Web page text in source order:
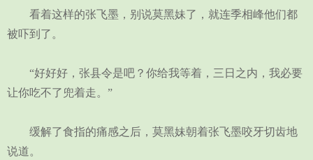
看着这样的张飞墨，别说莫黑妹了，就连季相峰他们都
被吓到了。
“好好好，张县令是吧？你给我等着，三日之内，我必要
让你吃不了兜着走。”
缓解了食指的痛感之后，莫黑妹朝着张飞墨咬牙切齿地
说道。